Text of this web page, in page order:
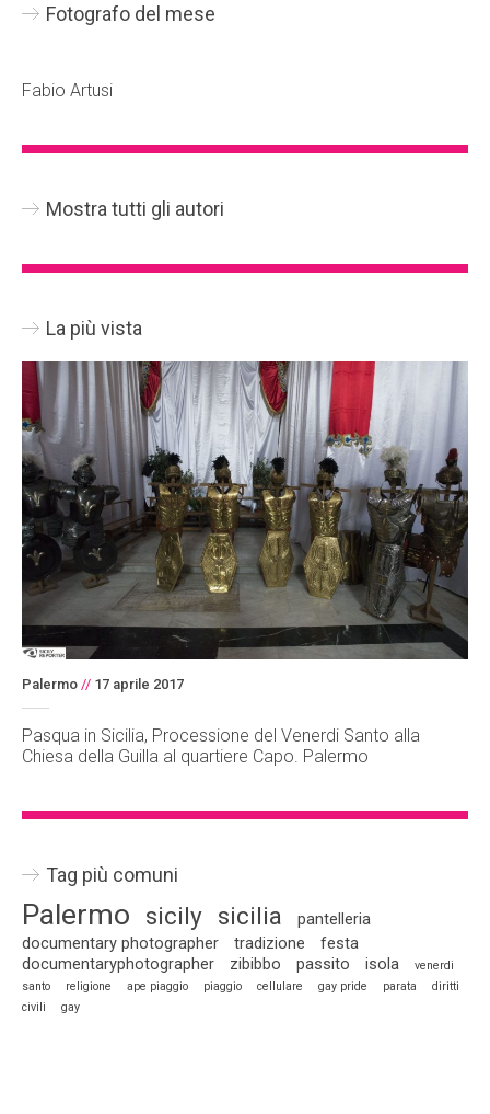
Fotografo del mese
Fabio Artusi
Mostra tutti gli autori
La più vista
Palermo // 17 aprile 2017
Pasqua in Sicilia, Processione del Venerdi Santo alla
Chiesa della Guilla al quartiere Capo. Palermo
Tag più comuni
Palermo sicily sicilia
pantelleria
documentary photographer
tradizione
festa
documentaryphotographer
zibibbo passito isola
venerdi
santo
religione ape piaggio piaggio cellulare gay pride parata
diritti
civili
gay